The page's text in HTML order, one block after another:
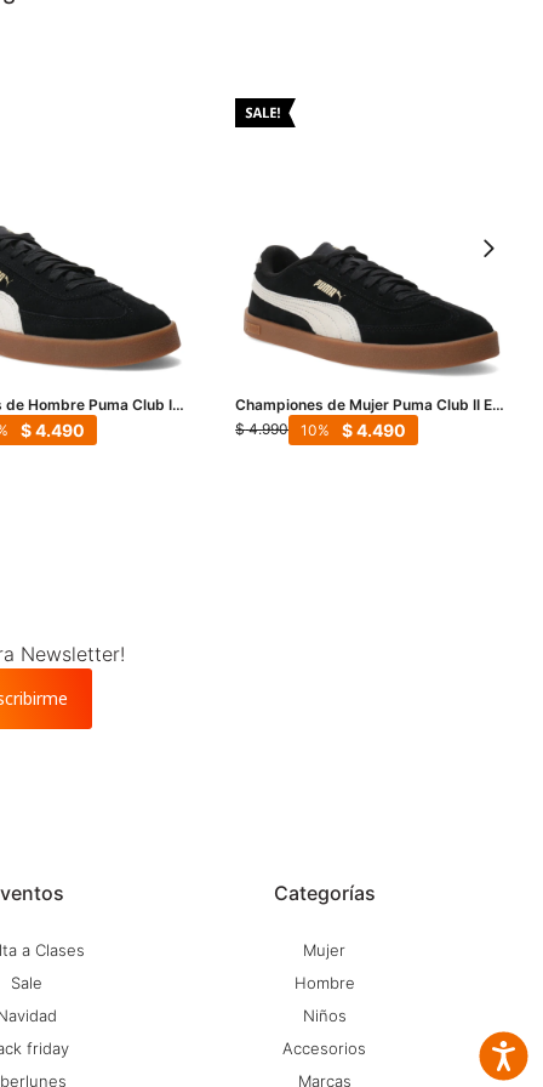
de Hombre Puma Club II
- Beige Natural
$4.490
Championes de Mujer Puma Club II Era
Suede - Negro - Natural
$ 4.990 $4.490
10
a Clases
Sale
friday
Categorías
Mujer
Hombre
Niños
Accesorios
Marcas
Newsletter!